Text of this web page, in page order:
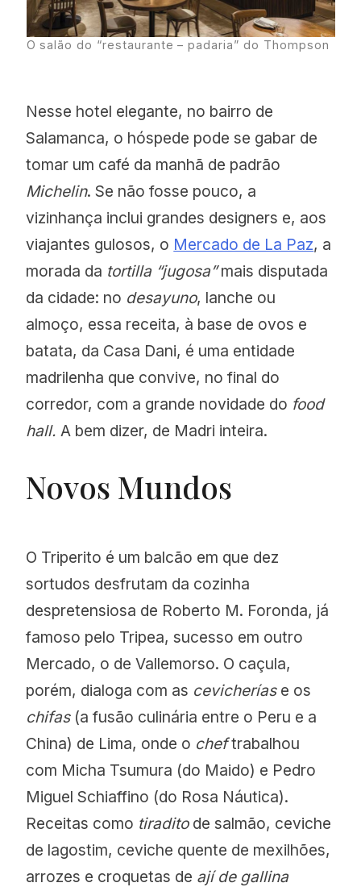
Único Madrid
* Upgrade; Early Check-in ou Late
Check-out de acordo com
disponibilidade
* Amenity de boas vindas preparado
pelo restaurante do hotel; roteiro
gastronômico do mercado de
Salamanca preparado pelo time de
concierges do hotel para para leitores
UNQUIET
Use o código: UNQUIET
Validade: benefício expirado
O salão do “restaurante – padaria” do Thompson
Nesse hotel elegante, no bairro de
Salamanca, o hóspede pode se gabar de
tomar um café da manhã de padrão
Michelin. Se não fosse pouco, a
vizinhança inclui grandes designers e, aos
viajantes gulosos, o Mercado de La Paz, a
morada da tortilla “jugosa”mais disputada
da cidade: no desayuno, lanche ou
almoço, essa receita, à base de ovos e
batata, da Casa Dani, é uma entidade
madrilenha que convive, no final do
corredor, com a grande novidade do food
hall. A bem dizer, de Madri inteira.
Novos Mundos
O Triperito é um balcão em que dez
sortudos desfrutam da cozinha
despretensiosa de Roberto M. Foronda, já
famoso pelo Tripea, sucesso em outro
Mercado, o de Vallemorso. O caçula,
porém, dialoga com as cevicheríase os
chifas(a fusão culinária entre o Peru e a
China) de Lima, onde o cheftrabalhou
com Micha Tsumura (do Maido) e Pedro
Miguel Schiaffino (do Rosa Náutica).
Receitas como tiraditode salmão, ceviche
de lagostim, ceviche quente de mexilhões,
arrozes e croquetas de ají de gallina